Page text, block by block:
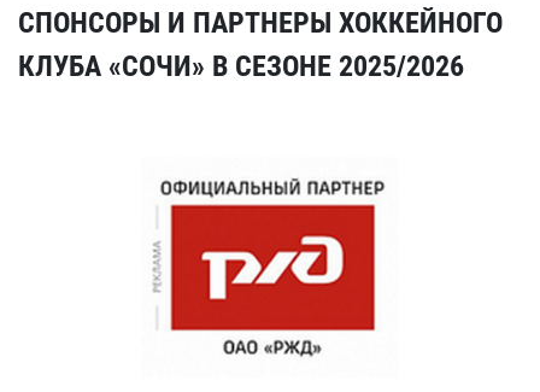
СПОНСОРЫ И ПАРТНЕРЫ ХОККЕЙНОГО
КЛУБА «СОЧИ» В СЕЗОНЕ 2025/2026